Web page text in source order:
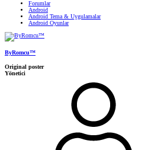
Forumlar
Android
Android Tema & Uygulamalar
Android Oyunlar
ByRomcu™
Original poster
Yönetici